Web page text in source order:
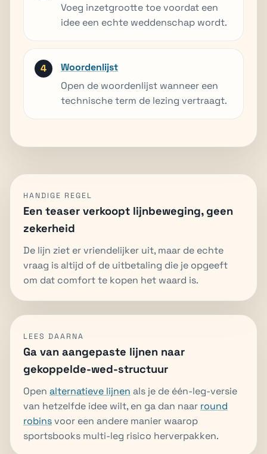
Voeg inzetgrootte toe voordat een
idee een echte weddenschap wordt.
Woordenlijst
Open de woordenlijst wanneer een
technische term de lezing vertraagt.
HANDIGE REGEL
Een teaser verkoopt lijnbeweging, geen
zekerheid
De lijn ziet er vriendelijker uit, maar de echte
vraag is altijd of de uitbetaling die je opgeeft
om dat comfort te kopen het waard is.
LEES DAARNA
Ga van aangepaste lijnen naar
gekoppelde-wed-structuur
Open alternatieve lijnen als je de één-leg-versie
van hetzelfde idee wilt, en ga dan naar round
robinsvoor een andere manier waarop
sportsbooks multi-leg risico herverpakken.